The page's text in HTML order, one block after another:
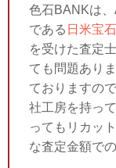
色石BANKは
である 日米宝
を受けた査定
ても問題あり
ておりますの
社工房を持っ
ってもリカッ
な査定金額で